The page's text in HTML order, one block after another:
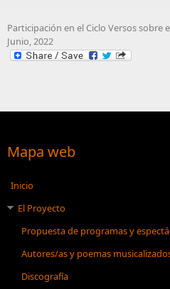
Participación en el Ciclo Versos sobre
Junio, 2022
Mapa web
Inicio
El Proyecto
Propuesta de programas y
Autores/as y poemas
Discografía